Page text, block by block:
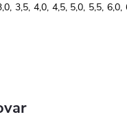
3,5, 4,0, 4,5, 5,0, 5,5, 6,0,